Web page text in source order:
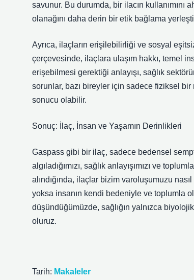
savunur. Bu durumda, bir ilacın
olanağını daha derin bir etik bağlama
Ayrıca, ilaçların erişilebilirliği ve sosyal
çerçevesinde, ilaçlara ulaşım hakkı, temel
erişebilmesi gerektiği anlayışı, sağlık
sorunlar, bazı bireyler için sadece fiziksel
sonucu olabilir.
Sonuç: İlaç, İnsan ve Yaşamın Derinlikleri
Gaspass gibi bir ilaç, sadece bedensel
algıladığımızı, sağlık anlayışımızı ve
alındığında, ilaçlar bizim varoluşumuzu
yoksa insanın kendi bedeniyle ve toplumla
düşündüğümüzde, sağlığın yalnızca
oluruz.
Tarih: Makaleler